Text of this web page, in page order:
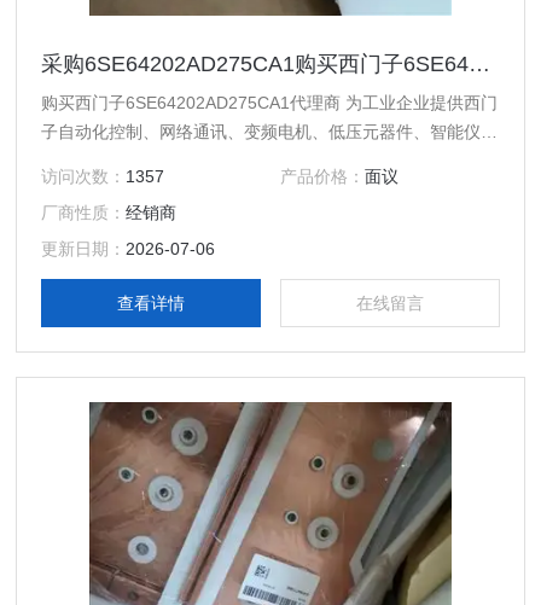
采购6SE64202AD275CA1购买西门子6SE64202AD275CA1代理商
购买西门子6SE64202AD275CA1代理商 为工业企业提供西门
子自动化控制、网络通讯、变频电机、低压元器件、智能仪表
品、能源集团自动化等产品、技术和服务。 您好本公司专业
销售西门子各系列产品，为工业企业提供西门子自动化控制、
网络通讯、变频电机、低压元器件、智能仪表等电气控制、传
动 产品及高、中、低压、西门子8PT配电产品
访问次数： 1357 产品价格： 面议
厂商性质：经销商
更新日期： 2026-07-06
查看详情 在线留言